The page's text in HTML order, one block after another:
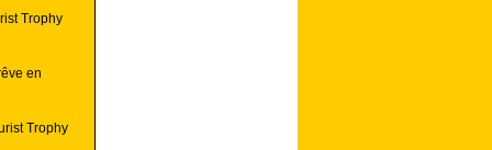
Trophy
en
Trophy